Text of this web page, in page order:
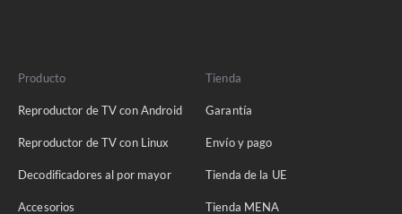
Producto
Reproductor de TV con Android
Reproductor de TV con Linux
Decodificadores al por mayor
Accesorios
Tienda
Garantía
Envío y pago
Tienda de la UE
Tienda MENA